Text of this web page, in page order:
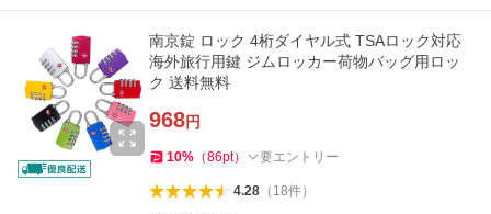
南京錠 ロック 4桁ダイヤル式 TSAロック対応
海外旅行用鍵 ジムロッカー荷物バッグ用ロッ
ク 送料無料
968円
10% （86pt） 要エントリー
4.28（ 18件）